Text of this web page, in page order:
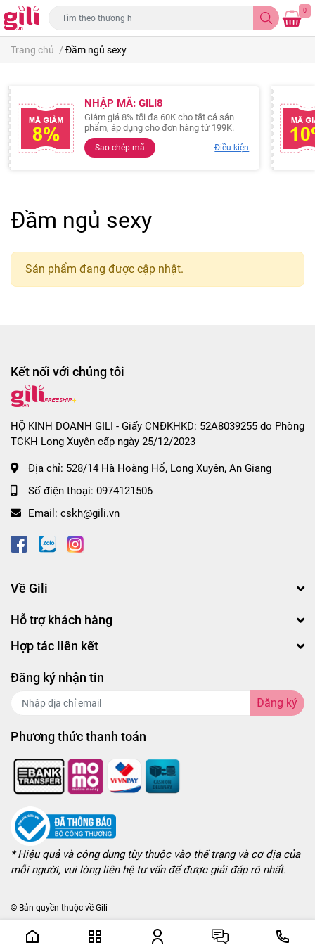
0
Trang chủ / Đầm ngủ sexy
NHẬP MÃ: GILI8
Giảm giá 8% tối đa 60K cho tất cả sản
phẩm, áp dụng cho đơn hàng từ 199K.
Sao chép mã Điều kiện
Đầm ngủ sexy
Sản phẩm đang được cập nhật.
Kết nối với chúng tôi
HỘ KINH DOANH GILI - Giấy CNĐKHKD: 52A8039255 do Phòng
TCKH Long Xuyên cấp ngày 25/12/2023
Địa chỉ: 528/14 Hà Hoàng Hổ, Long Xuyên, An Giang
Số điện thoại: 0974121506
Email: cskh@gili.vn
Về Gili
Hỗ trợ khách hàng
Hợp tác liên kết
Đăng ký nhận tin
Đăng ký
Phương thức thanh toán
* Hiệu quả và công dụng tùy thuộc vào thể trạng và cơ địa của
mỗi người, vui lòng liên hệ tư vấn để được giải đáp rõ nhất.
© Bản quyền thuộc về Gili